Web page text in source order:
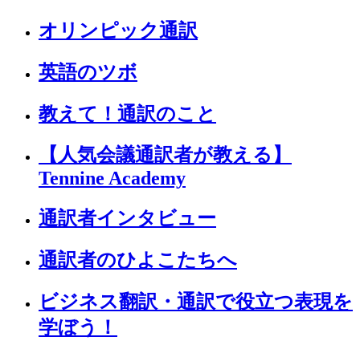
オリンピック通訳
英語のツボ
教えて！通訳のこと
【人気会議通訳者が教える】
Tennine Academy
通訳者インタビュー
通訳者のひよこたちへ
ビジネス翻訳・通訳で役立つ表現を
学ぼう！